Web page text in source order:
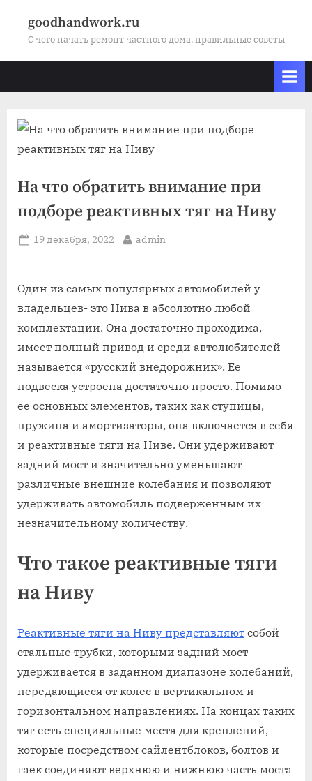
goodhandwork.ru
С чего начать ремонт частного дома, правильные советы
На что обратить внимание при
подборе реактивных тяг на Ниву
Posted
19 декабря, 2022 By
admin
Один из самых популярных автомобилей у
владельцев- это Нива в абсолютно любой
комплектации. Она достаточно проходима,
имеет полный привод и среди автолюбителей
называется «русский внедорожник». Ее
подвеска устроена достаточно просто. Помимо
ее основных элементов, таких как ступицы,
пружина и амортизаторы, она включается в себя
и реактивные тяги на Ниве. Они удерживают
задний мост и значительно уменьшают
различные внешние колебания и позволяют
удерживать автомобиль подверженным их
незначительному количеству.
Что такое реактивные тяги
на Ниву
Реактивные тяги на Ниву представляют собой
стальные трубки, которыми задний мост
удерживается в заданном диапазоне колебаний,
передающиеся от колес в вертикальном и
горизонтальном направлениях. На концах таких
тяг есть специальные места для креплений,
которые посредством сайлентблоков, болтов и
гаек соединяют верхнюю и нижнюю часть моста